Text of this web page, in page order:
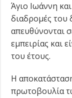
Άγιο Ιωάννη
διαδρομές του
απευθύνονται
εμπειρίας και
του έτους.
Η
πρωτοβουλία